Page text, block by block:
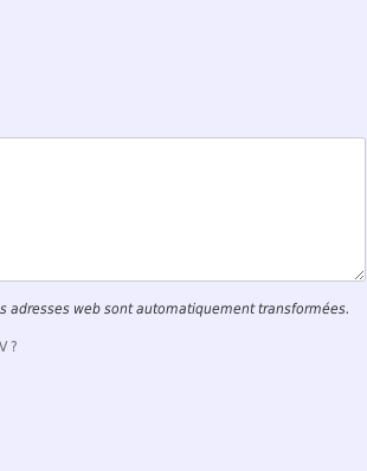
adresses web sont automatiquement transformées.
?